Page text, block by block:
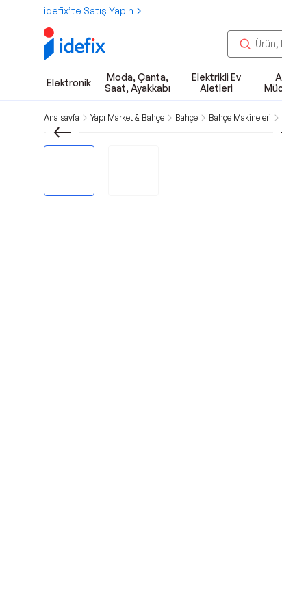
idefix’te Satış Yapın
Elektronik
Moda, Çanta,
Saat, Ayakkabı
Elektrikli Ev
Aletleri
Ana sayfa Yapı Market & Bahçe Bahçe Bahçe Makineleri